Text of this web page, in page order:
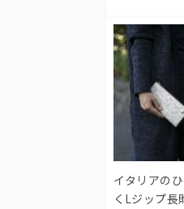
イタリアの
くLジップ長